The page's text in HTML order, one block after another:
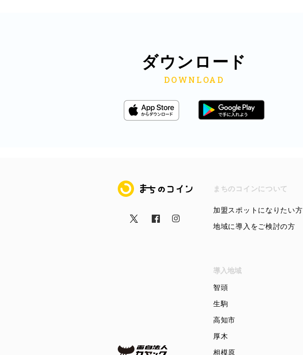
ダウンロード
まちのコイン まちのコインについて
加盟スポットになりたい方
地域に導入をご検討の方
導入地域
智頭
生駒
高知市
厚木
相模原